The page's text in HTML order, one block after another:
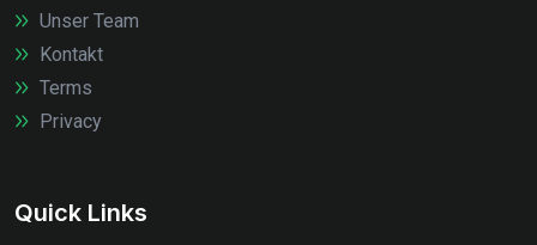
Unser Team
Kontakt
Terms
Privacy
Quick Links